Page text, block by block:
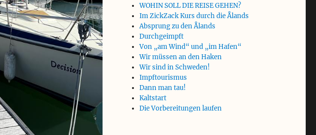
WOHIN SOLL DIE REISE GEHEN?
Im ZickZack Kurs durch die Ålands
Absprung zu den Ålands
Durchgeimpft
Von „am Wind“ und „im Hafen“
Wir müssen an den Haken
Wir sind in Schweden!
Impftourismus
Dann man tau!
Kaltstart
Die Vorbereitungen laufen